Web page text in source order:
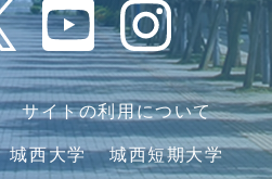
サイトの利用について
城西大学 城西短期大学